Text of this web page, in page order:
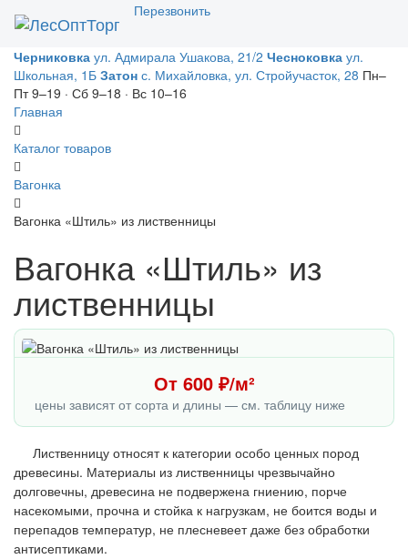
Перезвонить
Черниковка ул. Адмирала Ушакова, 21/2 Чесноковка ул.
Школьная, 1Б Затон с. Михайловка, ул. Стройучасток, 28 Пн–
Пт 9–19 · Сб 9–18 · Вс 10–16
Главная
Каталог товаров
Вагонка
Вагонка «Штиль» из лиственницы
Вагонка «Штиль» из
лиственницы
От 600 ₽/м²
цены зависят от сорта и длины — см. таблицу ниже
Лиственницу относят к категории особо ценных пород
древесины. Материалы из лиственницы чрезвычайно
долговечны, древесина не подвержена гниению, порче
насекомыми, прочна и стойка к нагрузкам, не боится воды и
перепадов температур, не плесневеет даже без обработки
антисептиками.